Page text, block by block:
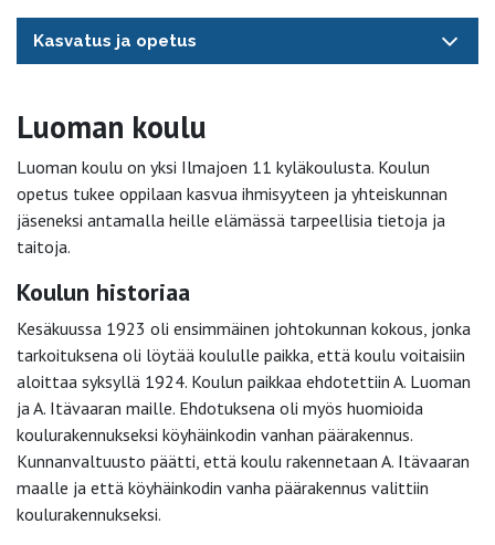
Kasvatus ja opetus
Luoman koulu
Luoman koulu on yksi Ilmajoen 11 kyläkoulusta. Koulun
opetus tukee oppilaan kasvua ihmisyyteen ja yhteiskunnan
jäseneksi antamalla heille elämässä tarpeellisia tietoja ja
taitoja.
Koulun historiaa
Kesäkuussa 1923 oli ensimmäinen johtokunnan kokous, jonka
tarkoituksena oli löytää koululle paikka, että koulu voitaisiin
aloittaa syksyllä 1924. Koulun paikkaa ehdotettiin A. Luoman
ja A. Itävaaran maille. Ehdotuksena oli myös huomioida
koulurakennukseksi köyhäinkodin vanhan päärakennus.
Kunnanvaltuusto päätti, että koulu rakennetaan A. Itävaaran
maalle ja että köyhäinkodin vanha päärakennus valittiin
koulurakennukseksi.